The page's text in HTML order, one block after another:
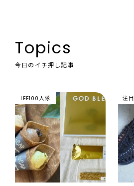
Topics
今日のイチ押し記事
LEE100人隊 注目